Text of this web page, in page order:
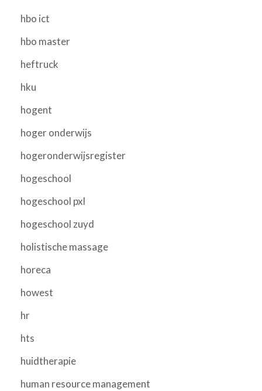
hbo ict
hbo master
heftruck
hku
hogent
hoger onderwijs
hogeronderwijsregister
hogeschool
hogeschool pxl
hogeschool zuyd
holistische massage
horeca
howest
hr
hts
huidtherapie
human resource management